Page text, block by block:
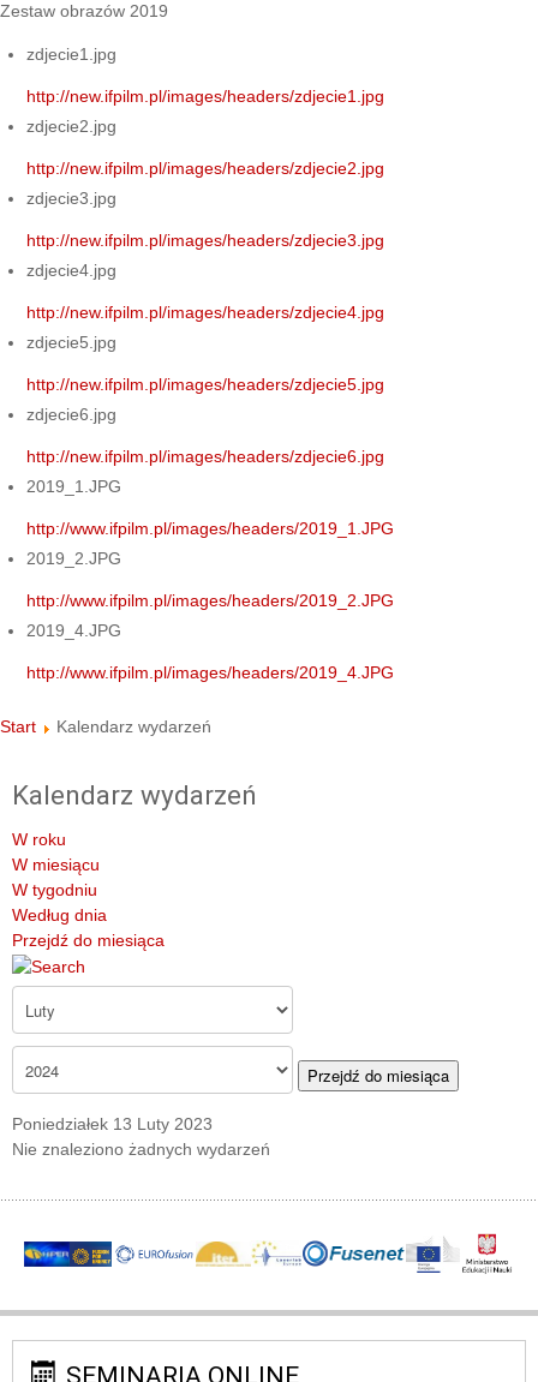
Zestaw obrazów 2019
zdjecie1.jpg
http://new.ifpilm.pl/images/headers/zdjecie1.jpg
zdjecie2.jpg
http://new.ifpilm.pl/images/headers/zdjecie2.jpg
zdjecie3.jpg
http://new.ifpilm.pl/images/headers/zdjecie3.jpg
zdjecie4.jpg
http://new.ifpilm.pl/images/headers/zdjecie4.jpg
zdjecie5.jpg
http://new.ifpilm.pl/images/headers/zdjecie5.jpg
zdjecie6.jpg
http://new.ifpilm.pl/images/headers/zdjecie6.jpg
2019_1.JPG
http://www.ifpilm.pl/images/headers/2019_1.JPG
2019_2.JPG
http://www.ifpilm.pl/images/headers/2019_2.JPG
2019_4.JPG
http://www.ifpilm.pl/images/headers/2019_4.JPG
Start Kalendarz wydarzeń
Kalendarz wydarzeń
W roku
W miesiącu
W tygodniu
Według dnia
Przejdź do miesiąca
Przejdź do miesiąca
Poniedziałek 13 Luty 2023
Nie znaleziono żadnych wydarzeń
SEMINARIA ONLINE